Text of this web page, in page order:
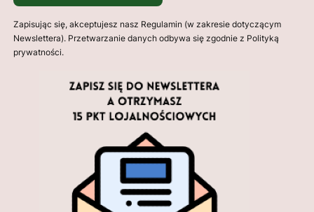
Zapisując się, akceptujesz nasz Regulamin (w zakresie dotyczącym
Newslettera). Przetwarzanie danych odbywa się zgodnie z Polityką
prywatności.